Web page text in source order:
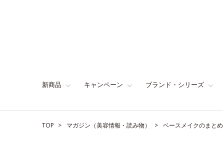
新商品 キャンペーン ブランド・シリーズ
TOP マガジン（美容情報・読み物） ベースメイクのまとめ